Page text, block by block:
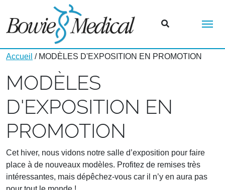
Accueil / MODÈLES D'EXPOSITION EN PROMOTION
MODÈLES
D'EXPOSITION EN
PROMOTION
Cet hiver, nous vidons notre salle d’exposition pour faire
place à de nouveaux modèles. Profitez de remises très
intéressantes, mais dépêchez-vous car il n’y en aura pas